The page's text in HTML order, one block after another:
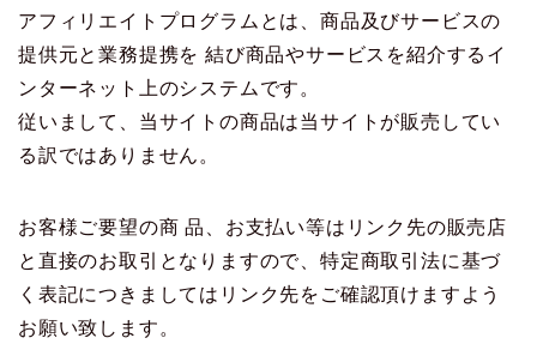
アフィリエイトプログラムとは、商品及びサービスの
提供元と業務提携を 結び商品やサービスを紹介するイ
ンターネット上のシステムです。
従いまして、当サイトの商品は当サイトが販売してい
る訳ではありません。
お客様ご要望の商 品、お支払い等はリンク先の販売店
と直接のお取引となりますので、特定商取引法に基づ
く表記につきましてはリンク先をご確認頂けますよう
お願い致します。